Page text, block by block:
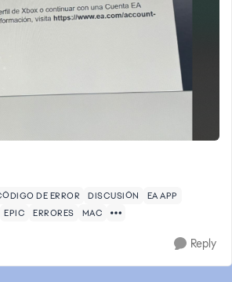
DE ERROR DISCUSIÓN
EA APP
EPIC ERRORES MAC
Reply